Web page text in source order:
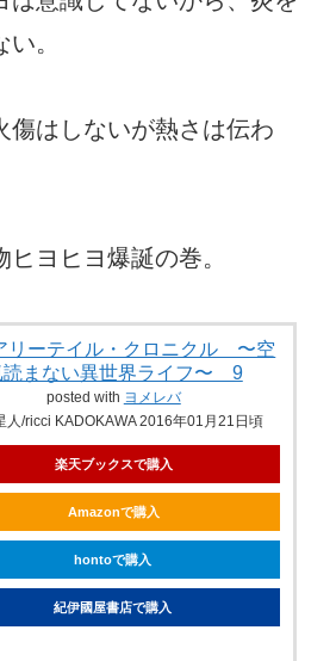
。
傷はしないが熱さは伝わ
ヨヒヨ爆誕の巻。
リーテイル・クロニクル 〜空
読まない異世界ライフ〜 9
posted with ヨメレバ
人/ricci KADOKAWA 2016年01月21日頃
楽天ブックスで購入
Amazonで購入
hontoで購入
紀伊國屋書店で購入